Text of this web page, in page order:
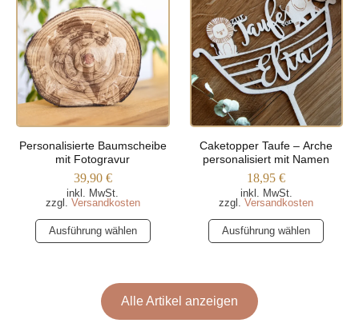
Varianten
auf.
Die
Optionen
können
auf
der
Produktseite
gewählt
werden
Varianten
auf.
Die
Optionen
können
auf
der
Produktseite
gewählt
werden
Personalisierte Baumscheibe
mit Fotogravur
39,90 €
inkl. MwSt.
zzgl. Versandkosten
Ausführung wählen
Dieses
Produkt
Caketopper Taufe – Arche
personalisiert mit Namen
18,95€
inkl. MwSt.
zzgl.Versandkosten
Ausführung wählen
Dieses
Produkt
Varianten
Alle Artikel anzeigen